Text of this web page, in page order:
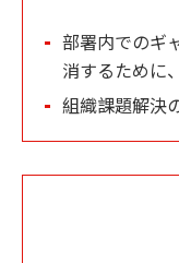
部署内でのギ
消するために
組織課題解決